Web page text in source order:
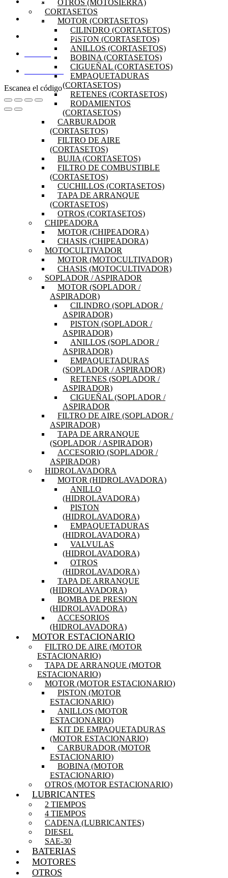
OTROS (MOTOSIERRA)
CORTASETOS
MOTOR (CORTASETOS)
CILINDRO (CORTASETOS)
PISTON (CORTASETOS)
ANILLOS (CORTASETOS)
BOBINA (CORTASETOS)
CIGUEÑAL (CORTASETOS)
EMPAQUETADURAS
(CORTASETOS)
RETENES (CORTASETOS)
RODAMIENTOS
(CORTASETOS)
CARBURADOR
(CORTASETOS)
FILTRO DE AIRE
(CORTASETOS)
BUJIA (CORTASETOS)
FILTRO DE COMBUSTIBLE
(CORTASETOS)
CUCHILLOS (CORTASETOS)
TAPA DE ARRANQUE
(CORTASETOS)
OTROS (CORTASETOS)
CHIPEADORA
MOTOR (CHIPEADORA)
CHASIS (CHIPEADORA)
MOTOCULTIVADOR
MOTOR (MOTOCULTIVADOR)
CHASIS (MOTOCULTIVADOR)
SOPLADOR / ASPIRADOR
MOTOR (SOPLADOR /
ASPIRADOR)
CILINDRO (SOPLADOR /
ASPIRADOR)
PISTON (SOPLADOR /
ASPIRADOR)
ANILLOS (SOPLADOR /
ASPIRADOR)
EMPAQUETADURAS
(SOPLADOR / ASPIRADOR)
RETENES (SOPLADOR /
ASPIRADOR)
CIGUEÑAL (SOPLADOR /
ASPIRADOR
FILTRO DE AIRE (SOPLADOR /
ASPIRADOR)
TAPA DE ARRANQUE
(SOPLADOR / ASPIRADOR)
ACCESORIO (SOPLADOR /
ASPIRADOR)
HIDROLAVADORA
MOTOR (HIDROLAVADORA)
ANILLO
(HIDROLAVADORA)
PISTON
(HIDROLAVADORA)
EMPAQUETADURAS
(HIDROLAVADORA)
VALVULAS
(HIDROLAVADORA)
OTROS
(HIDROLAVADORA)
TAPA DE ARRANQUE
(HIDROLAVADORA)
BOMBA DE PRESION
(HIDROLAVADORA)
ACCESORIOS
(HIDROLAVADORA)
MOTOR ESTACIONARIO
FILTRO DE AIRE (MOTOR
ESTACIONARIO)
TAPA DE ARRANQUE (MOTOR
ESTACIONARIO)
MOTOR (MOTOR ESTACIONARIO)
PISTON (MOTOR
ESTACIONARIO)
ANILLOS (MOTOR
ESTACIONARIO)
KIT DE EMPAQUETADURAS
(MOTOR ESTACIONARIO)
CARBURADOR (MOTOR
ESTACIONARIO)
BOBINA (MOTOR
ESTACIONARIO)
OTROS (MOTOR ESTACIONARIO)
LUBRICANTES
2 TIEMPOS
4 TIEMPOS
CADENA (LUBRICANTES)
DIESEL
SAE-30
BATERIAS
MOTORES
OTROS
OFERTAS
PRODUCTOS
PREGUNTAS FRECUENTES
Escanea el código